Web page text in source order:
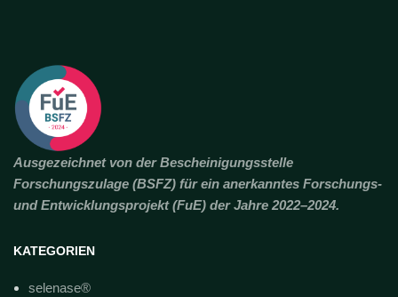
Ausgezeichnet von der Bescheinigungsstelle
Forschungszulage (BSFZ) für ein anerkanntes Forschungs-
und Entwicklungsprojekt (FuE) der Jahre 2022–2024.
KATEGORIEN
selenase®